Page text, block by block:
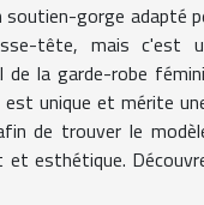
soutien-gorge adapté
tête, mais c'est
la garde-robe
est unique et mérite
de trouver le
esthétique.